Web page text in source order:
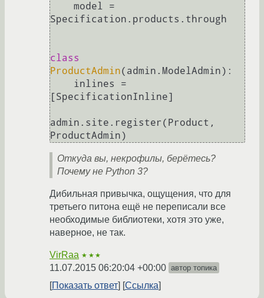
Specification.products.through
class
ProductAdmin(admin.ModelAdmin):
[SpecificationInline]
admin.site.register(Product,
ProductAdmin)
Откуда вы, некрофилы, берётесь?
Почему не Python 3?
Дибильная привычка, ощущения, что для
третьего питона ещё не переписали все
необходимые библиотеки, хотя это уже,
наверное, не так.
VirRaa ★★★
11.07.2015 06:20:04 +00:00 автор топика
Показать ответ Ссылка